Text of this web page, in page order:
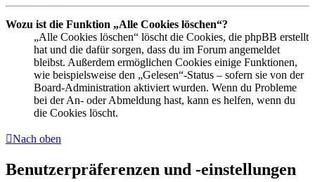
Wozu ist die Funktion „Alle Cookies löschen“?
„Alle Cookies löschen“ löscht die Cookies, die phpBB erstellt
hat und die dafür sorgen, dass du im Forum angemeldet
bleibst. Außerdem ermöglichen Cookies einige Funktionen,
wie beispielsweise den „Gelesen“-Status – sofern sie von der
Board-Administration aktiviert wurden. Wenn du Probleme
bei der An- oder Abmeldung hast, kann es helfen, wenn du
die Cookies löscht.
Nach oben
Benutzerpräferenzen und -einstellungen